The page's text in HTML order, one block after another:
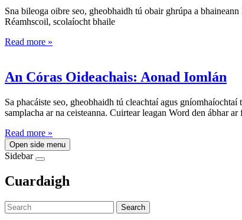
Sna bileoga oibre seo, gheobhaidh tú obair ghrúpa a
Réamhscoil, scolaíocht bhaile
Read more »
An Córas Oideachais: Aonad Iomlán
Sa phacáiste seo, gheobhaidh tú cleachtaí agus
samplacha ar na ceisteanna. Cuirtear leagan Word den
Read more »
Open side menu
Sidebar
Cuardaigh
Search